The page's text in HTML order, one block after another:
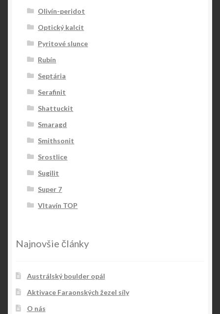
Olivín-peridot
Optický kalcit
Pyritové slunce
Rubín
Septária
Serafinit
Shattuckit
Smaragd
Smithsonit
Srostlice
Sugilit
Super 7
Vltavín TOP
Najnovšie články
Austrálský boulder opál
Aktivace Faraonských žezel síly
O nás